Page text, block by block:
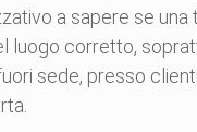
a sapere se una
luogo corretto,
sede, presso